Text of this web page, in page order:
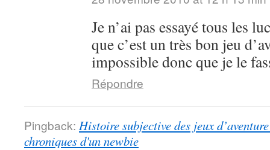
Je n’ai pas essayé tous les
que c’est un très bon jeu
impossible donc que je le
Répondre
Pingback: Histoire subjective des jeux
chroniques d'un newbie